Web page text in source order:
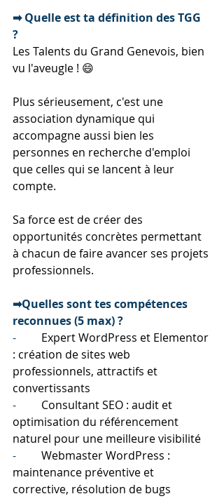
➡ Quelle est ta définition des TGG
?
Les Talents du Grand Genevois, bien
vu l'aveugle ! 😄
Plus sérieusement, c'est une
association dynamique qui
accompagne aussi bien les
personnes en recherche d'emploi
que celles qui se lancent à leur
compte.
Sa force est de créer des
opportunités concrètes permettant
à chacun de faire avancer ses projets
professionnels.
➡Quelles sont tes compétences
reconnues (5 max) ?
- Expert WordPress et Elementor
: création de sites web
professionnels, attractifs et
convertissants
- Consultant SEO : audit et
optimisation du référencement
naturel pour une meilleure visibilité
- Webmaster WordPress :
maintenance préventive et
corrective, résolution de bugs